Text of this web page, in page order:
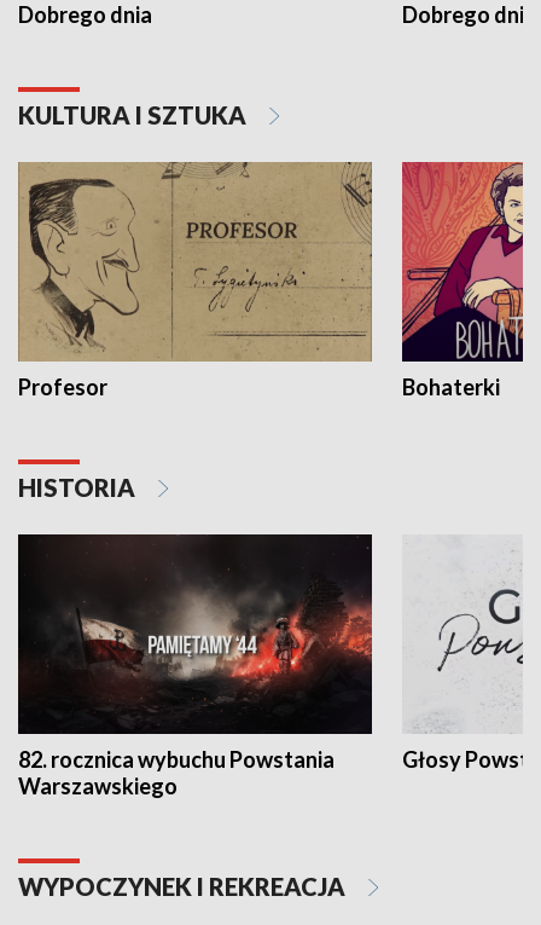
Dobrego dnia Dobrego dnia
KULTURA I SZTUKA
Profesor Bohaterki
HISTORIA
82. rocznica wybuchu Powstania
Warszawskiego
Głosy
WYPOCZYNEK I REKREACJA